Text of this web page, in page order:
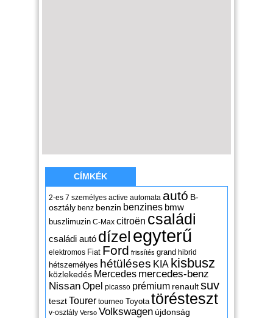
CÍMKÉK
2-es 7 személyes active automata autó B-
osztály benz benzin benzines bmw
buszlimuzin C-Max citroën családi
családi autó dízel egyterű
elektromos Fiat Ford frissítés grand hibrid
hétszemélyes hétüléses KIA kisbusz
közlekedés Mercedes mercedes-benz
NissanOpel picasso prémium renaultsuv
tesztTourer tourneo Toyota törésteszt
v-osztály Verso Volkswagen újdonság